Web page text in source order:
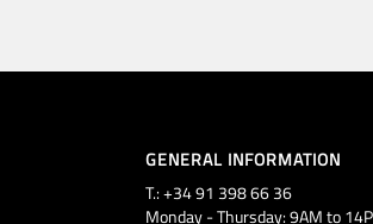
GENERAL INFORMATION
T.: +34 91 398 66 36
Monday - Thursday: 9AM to